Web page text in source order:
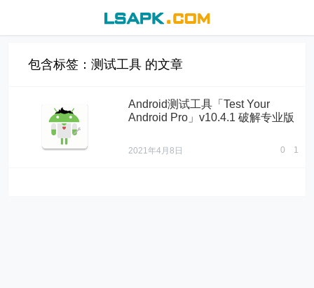
包含标签：测试工具 的文章
Android测试工具「Test Your
Android Pro」v10.4.1 破解专业版
2021年4月8日 0 1